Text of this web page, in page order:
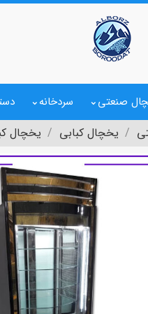
صنعتی سردخانه
یخچال کبابی یخچال